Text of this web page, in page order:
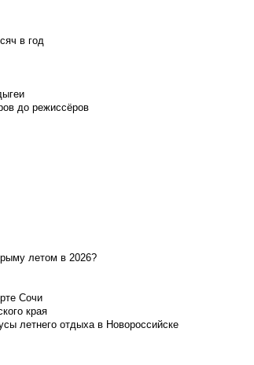
в год
до режиссёров
летом в 2026?
Сочи
края
летнего отдыха в Новороссийске